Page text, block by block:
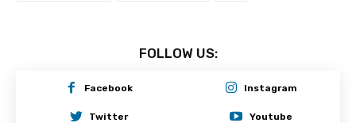
FOLLOW US:
Facebook Instagram
Twitter Youtube